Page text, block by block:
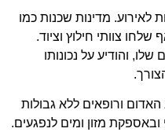
לאירוע. מדינות שכנות כמו
שלחו צוותי חילוץ וציוד.
והודיע על נכונותו
האדום ורופאים ללא גבולות
ובאספקת מזון ומים לנפגעים.